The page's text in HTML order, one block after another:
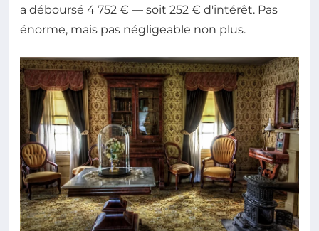
a déboursé 4 752 € — soit 252 € d'intérêt. Pas
énorme, mais pas négligeable non plus.